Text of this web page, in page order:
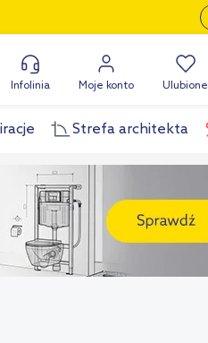
Infolinia Moje konto Ulubione
Strefa architekta